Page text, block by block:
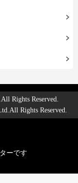
Rights Reserved.
Rights Reserved.
ーです